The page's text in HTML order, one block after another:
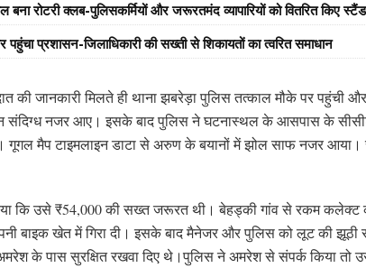
बना रोटरी क्लब-पुलिसकर्मियों और जरूरतमंद व्यापारियों को वितरित किए
प्रशासन-जिलाधिकारी की सख्ती से शिकायतों का त्वरित समाधान
की जानकारी मिलते ही थाना झबरेड़ा पुलिस तत्काल मौके पर पहुंची
संदिग्ध नजर आए। इसके बाद पुलिस ने घटनास्थल के आसपास के
गूगल मैप टाइमलाइन डाटा से अरुण के बयानों में झोल साफ नजर
कि उसे ₹54,000 की सख्त जरूरत थी। बेहड्की गांव से रकम
बाइक खेत में गिरा दी। इसके बाद मैनेजर और पुलिस को लूट की
के पास सुरक्षित रखवा दिए थे।पुलिस ने अमरेश से संपर्क किया तो